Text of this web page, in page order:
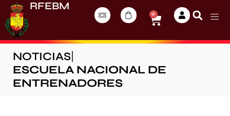
RFEBM
0
NOTICIAS
ESCUELA NACIONAL DE
ENTRENADORES